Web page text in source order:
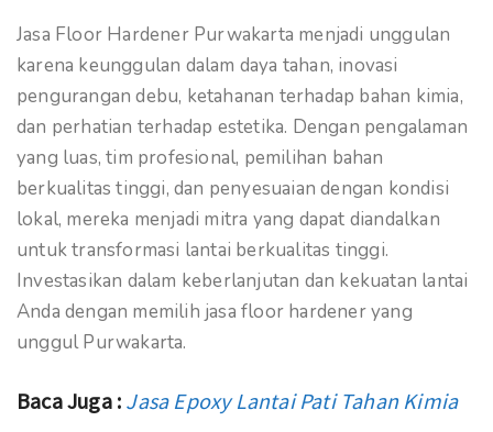
Jasa Floor Hardener Purwakarta menjadi unggulan
karena keunggulan dalam daya tahan, inovasi
pengurangan debu, ketahanan terhadap bahan kimia,
dan perhatian terhadap estetika. Dengan pengalaman
yang luas, tim profesional, pemilihan bahan
berkualitas tinggi, dan penyesuaian dengan kondisi
lokal, mereka menjadi mitra yang dapat diandalkan
untuk transformasi lantai berkualitas tinggi.
Investasikan dalam keberlanjutan dan kekuatan lantai
Anda dengan memilih jasa floor hardener yang
unggul Purwakarta.
Baca Juga : Jasa Epoxy Lantai Pati Tahan Kimia